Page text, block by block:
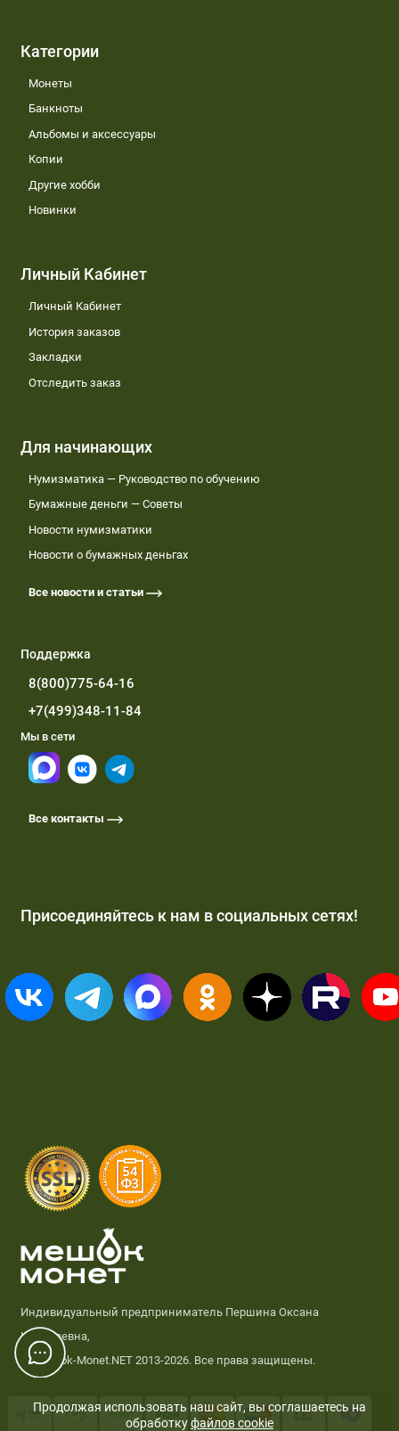
Категории
Монеты
Банкноты
Альбомы и аксессуары
Копии
Другие хобби
Новинки
Личный Кабинет
Личный Кабинет
История заказов
Закладки
Отследить заказ
Для начинающих
Нумизматика — Руководство по обучению
Бумажные деньги — Советы
Новости нумизматики
Новости о бумажных деньгах
Все новости и статьи
Поддержка
8(800)775-64-16
+7(499)348-11-84
Мы в сети
Все контакты
Присоединяйтесь к нам в социальных сетях!
Индивидуальный предприниматель Першина Оксана
Николаевна,
© Meshok-Monet.NET 2013-2026. Все права защищены.
Продолжая использовать наш сайт, вы соглашаетесь на
обработкуфайлов cookie